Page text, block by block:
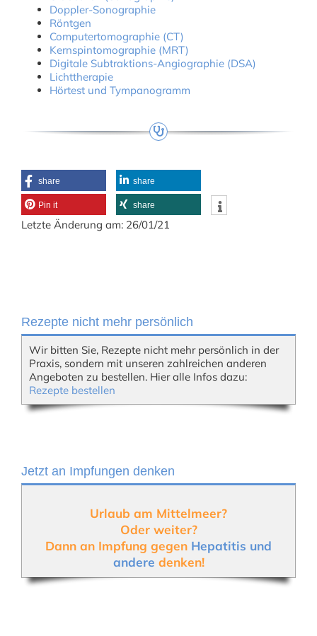
Doppler-Sonographie
Röntgen
Computertomographie (CT)
Kernspintomographie (MRT)
Digitale Subtraktions-Angiographie (DSA)
Lichttherapie
Hörtest und Tympanogramm
share share
Pin it share
Letzte Änderung am: 26/01/21
Rezepte nicht mehr persönlich
Wir bitten Sie, Rezepte nicht mehr persönlich in der
Praxis, sondern mit unseren zahlreichen anderen
Angeboten zu bestellen. Hier alle Infos dazu:
Rezepte bestellen
Jetzt an Impfungen denken
Urlaub am Mittelmeer?
Oder weiter?
Dann an Impfung gegen Hepatitis und
andere denken!